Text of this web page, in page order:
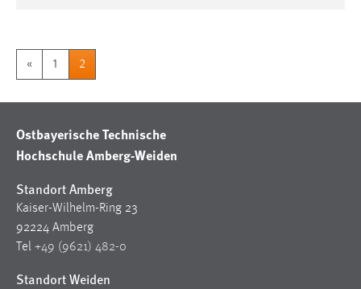
« 1 2
Ostbayerische Technische
Hochschule Amberg-Weiden
Standort Amberg
Kaiser-Wilhelm-Ring 23
92224 Amberg
Tel +49 (9621) 482-0
Standort Weiden